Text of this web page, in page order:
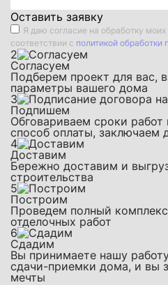
Оставить заявку
Я даю согласие на обработку
соответствии с политикой
2
Согласуем
Подберем проект для вас,
параметры вашего дома
3
Подпишем
Обговариваем сроки
способ оплаты, заключаем
4
Доставим
Бережно доставим и
строительства
5
Построим
Проведем полный
отделочных работ
6
Сдадим
Вы принимаете нашу
сдачи-приемки дома, и вы
мечты